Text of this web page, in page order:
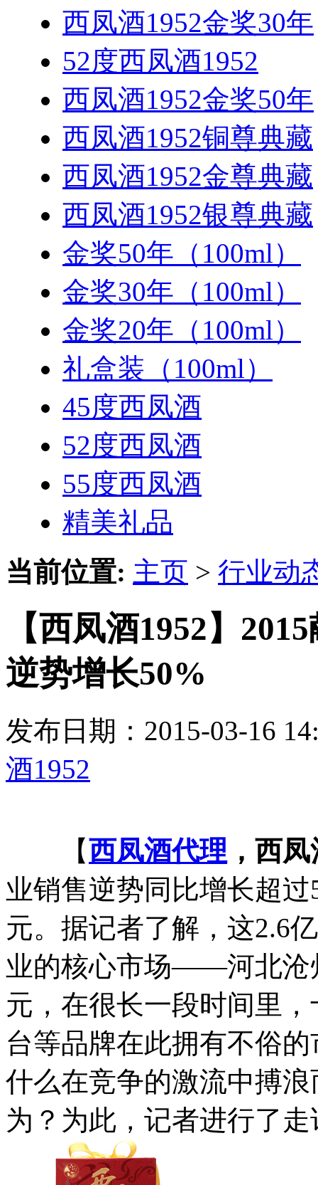
西凤酒1952金奖30年
52度西凤酒1952
西凤酒1952金奖50年
西凤酒1952铜尊典藏
西凤酒1952金尊典藏
西凤酒1952银尊典藏
金奖50年（100ml）
金奖30年（100ml）
金奖20年（100ml）
礼盒装（100ml）
45度西凤酒
52度西凤酒
55度西凤酒
精美礼品
当前位置: 主页 > 行业动
【西凤酒1952】
逆势增长50%
发布日期：2015-03-16
酒1952
【西凤酒代理 ，西
业销售逆势同比增长超
元。据记者了解，这2.6
业的核心市场——河北沧
元，在很长一段时间里
台等品牌在此拥有不俗
什么在竞争的激流中搏
为？为此，记者进行了